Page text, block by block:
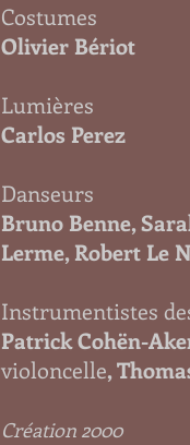
Costumes
Olivier Bériot
Lumières
Carlos Perez
Danseurs
Bruno Benne,
Lerme, Robert Le
Instrumentistes
Patrick Cohën-
violoncelle,
Création 2000